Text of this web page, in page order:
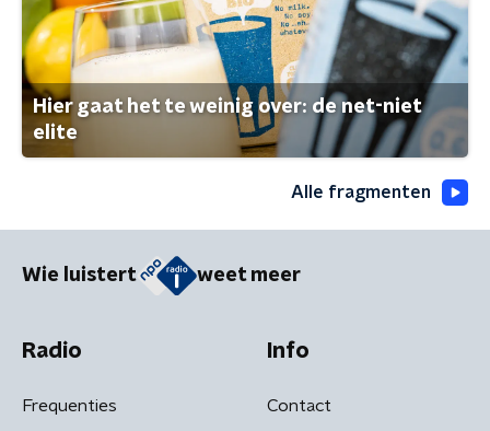
Hier gaat het te weinig over: de net-niet
elite
Alle fragmenten
Wie luistert weet meer
Radio
Frequenties
Info
Contact